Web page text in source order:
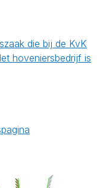
die bij de KvK
hoveniersbedrijf is